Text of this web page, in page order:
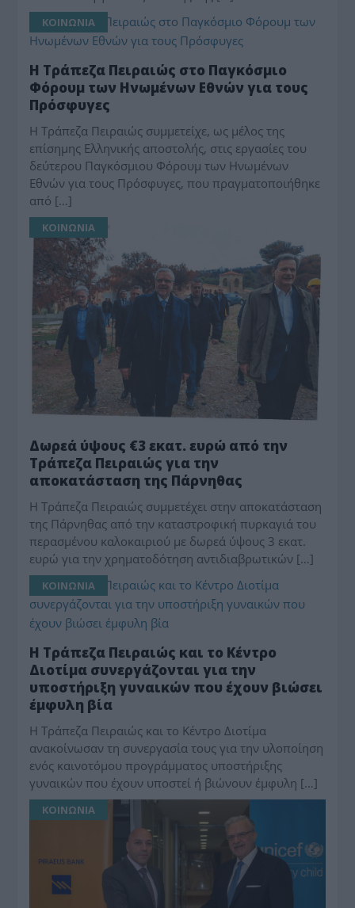
ΚΟΙΝΩΝΙΑ
Η Τράπεζα Πειραιώς στο Παγκόσμιο
Φόρουμ των Ηνωμένων Εθνών για τους
Πρόσφυγες
Η Τράπεζα Πειραιώς συμμετείχε, ως μέλος της
επίσημης Ελληνικής αποστολής, στις εργασίες του
δεύτερου Παγκόσμιου Φόρουμ των Ηνωμένων
Εθνών για τους Πρόσφυγες, που πραγματοποιήθηκε
από […]
ΚΟΙΝΩΝΙΑ
Δωρεά ύψους €3 εκατ. ευρώ από την
Τράπεζα Πειραιώς για την
αποκατάσταση της Πάρνηθας
Η Τράπεζα Πειραιώς συμμετέχει στην αποκατάσταση
της Πάρνηθας από την καταστροφική πυρκαγιά του
περασμένου καλοκαιριού με δωρεά ύψους 3 εκατ.
ευρώ για την χρηματοδότηση αντιδιαβρωτικών […]
ΚΟΙΝΩΝΙΑ
Η Τράπεζα Πειραιώς και το Κέντρο
Διοτίμα συνεργάζονται για την
υποστήριξη γυναικών που έχουν βιώσει
έμφυλη βία
Η Τράπεζα Πειραιώς και το Κέντρο Διοτίμα
ανακοίνωσαν τη συνεργασία τους για την υλοποίηση
ενός καινοτόμου προγράμματος υποστήριξης
γυναικών που έχουν υποστεί ή βιώνουν έμφυλη […]
ΚΟΙΝΩΝΙΑ